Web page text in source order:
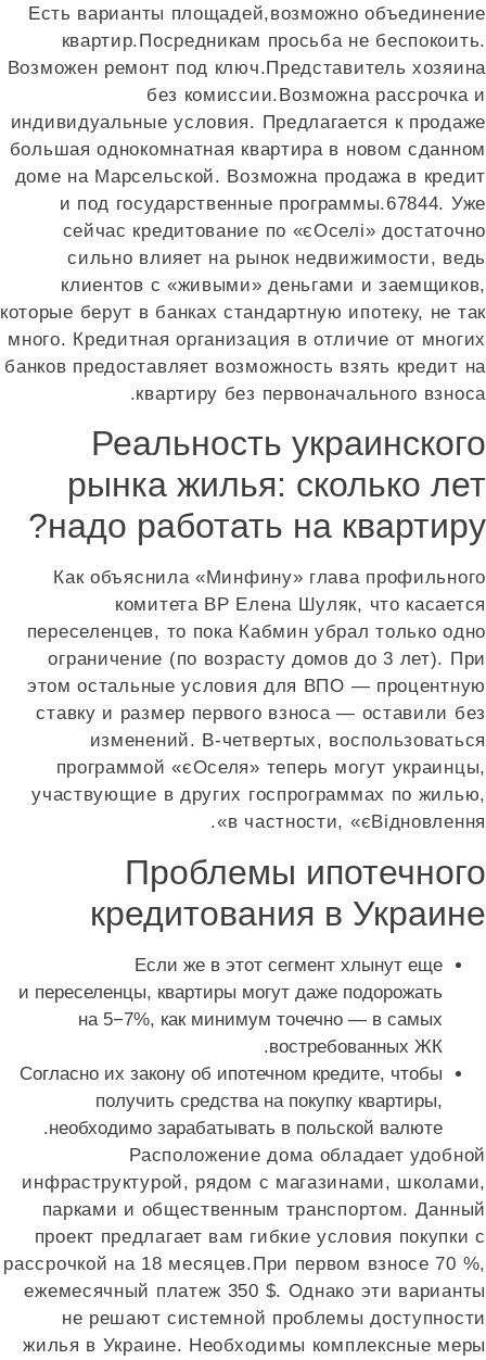
Есть варианты площадей,возможно объединение
квартир.Посредникам просьба не беспокоить.
Возможен ремонт под ключ.Представитель хозяина
без комиссии.Возможна рассрочка и
индивидуальные условия. Предлагается к продаже
большая однокомнатная квартира в новом сданном
доме на Марсельской. Возможна продажа в кредит
и под государственные программы.67844. Уже
сейчас кредитование по «єОселі» достаточно
сильно влияет на рынок недвижимости, ведь
клиентов с «живыми» деньгами и заемщиков,
которые берут в банках стандартную ипотеку, не так
много. Кредитная организация в отличие от многих
банков предоставляет возможность взять кредит на
квартиру без первоначального взноса.
Реальность украинского
рынка жилья: сколько лет
надо работать на квартиру?
Как объяснила «Минфину» глава профильного
комитета BP Елена Шуляк, что касается
переселенцев, то пока Кабмин убрал только одно
ограничение (по возрасту домов до 3 лет). При
этом остальные условия для ВПО — процентную
ставку и размер первого взноса — оставили без
изменений. В-четвертых, воспользоваться
программой «єОселя» теперь могут украинцы,
участвующие в других госпрограммах по жилью,
в частности, «єВідновлення».
Проблемы ипотечного
кредитования в Украине
Если же в этот сегмент хлынут еще
и переселенцы, квартиры могут даже подорожать
на 5−7%, как минимум точечно — в самых
востребованных ЖК.
Согласно их закону об ипотечном кредите, чтобы
получить средства на покупку квартиры,
необходимо зарабатывать в польской валюте.
Расположение дома обладает удобной
инфраструктурой, рядом с магазинами, школами,
парками и общественным транспортом. Данный
проект предлагает вам гибкие условия покупки с
рассрочкой на 18 месяцев.При первом взносе 70 %,
ежемесячный платеж 350 $. Однако эти варианты
не решают системной проблемы доступности
жилья в Украине. Необходимы комплексные меры